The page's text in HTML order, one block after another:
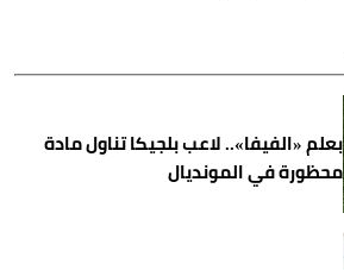
بعلم «الفيفا».. لاعب بلجيكا تناول مادة
محظورة في المونديال